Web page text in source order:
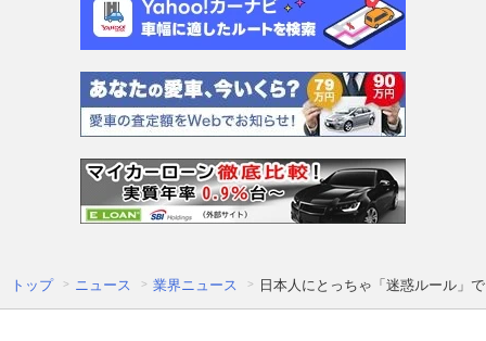
トップ ニュース 業界ニュース 日本人にとっちゃ「迷惑ルール」